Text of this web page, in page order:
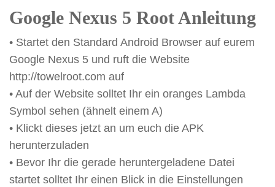
Google Nexus 5 Root Anleitung
• Startet den Standard Android Browser auf eurem
Google Nexus 5 und ruft die Website
http://towelroot.com auf
• Auf der Website solltet Ihr ein oranges Lambda
Symbol sehen (ähnelt einem A)
• Klickt dieses jetzt an um euch die APK
herunterzuladen
• Bevor Ihr die gerade heruntergeladene Datei
startet solltet Ihr einen Blick in die Einstellungen